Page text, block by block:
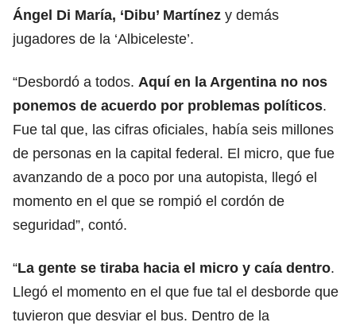
Ángel Di María, ‘Dibu’ Martínez y demás
jugadores de la ‘Albiceleste’.
“Desbordó a todos. Aquí en la Argentina no nos
ponemos de acuerdo por problemas políticos.
Fue tal que, las cifras oficiales, había seis millones
de personas en la capital federal. El micro, que fue
avanzando de a poco por una autopista, llegó el
momento en el que se rompió el cordón de
seguridad”, contó.
“La gente se tiraba hacia el micro y caía dentro.
Llegó el momento en el que fue tal el desborde que
tuvieron que desviar el bus. Dentro de la